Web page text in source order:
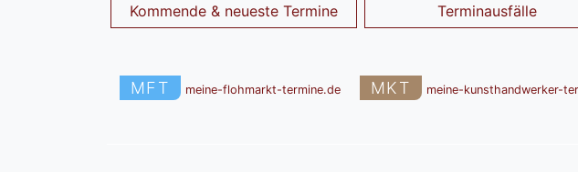
Kommende & neueste Termine Terminausfälle
MFT meine-flohmarkt-termine.de MKT meine-kunsthandwerker-